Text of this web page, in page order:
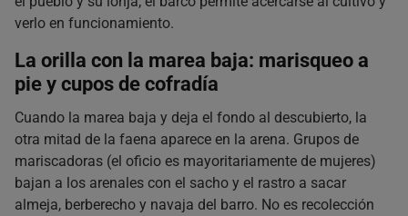
verlo en funcionamiento.
La orilla con la marea baja: marisqueo a
pie y cupos de cofradía
Cuando la marea baja y deja el fondo al descubierto, la
otra mitad de la faena aparece en la arena. Grupos de
mariscadoras (el oficio es mayoritariamente de mujeres)
bajan a los arenales con el sacho y el rastro a sacar
almeja, berberecho y navaja del barro. No es recolección